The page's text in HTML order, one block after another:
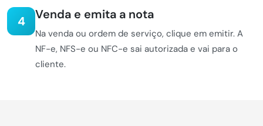
4 Venda e emita a nota
Na venda ou ordem de serviço, clique em emitir. A
NF-e, NFS-e ou NFC-e sai autorizada e vai para o
cliente.